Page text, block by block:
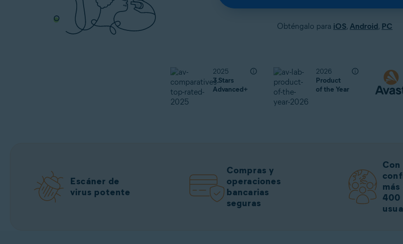
Obténgalo para iOS, Android, PC
2025
3 Stars
Advanced+
2026
Product
of the Year
Escáner de
virus potente
Compras y
operaciones
bancarias
seguras
Con
más
400